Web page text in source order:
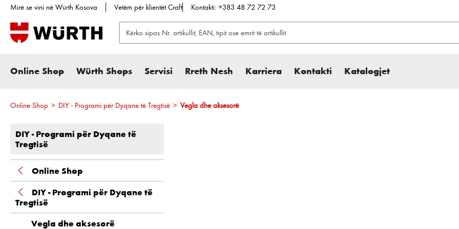
kërkimi Kalo te navigimi kryesor
Mirë se vini në Würth Kosova Vetëm për klientët Craft Kontakti: +383 48 72 72 73
Online Shop Würth Shops Servisi Rreth Nesh Karriera Kontakti Katalogjet
Online Shop > DIY - Programi për Dyqane të Tregtisë > Vegla dhe aksesorë
DIY - Programi për Dyqane të
Tregtisë
Online Shop
DIY - Programi për Dyqane të
Tregtisë
Vegla dhe aksesorë